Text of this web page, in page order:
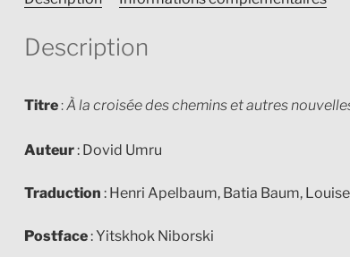
Description
Titre :À la croisée des chemins et autres
Auteur: Dovid Umru
Traduction : Henri Apelbaum, Batia Baum,
Postface: Yitskhok Niborski